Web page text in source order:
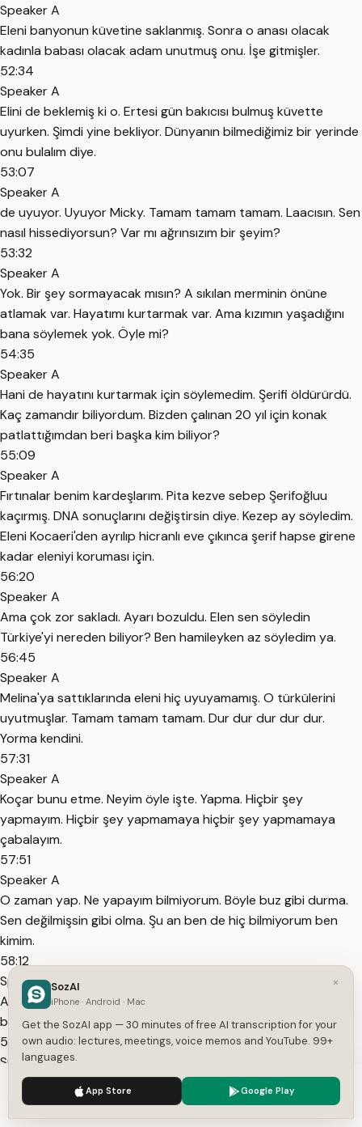
Speaker A
Eleni banyonun küvetine saklanmış. Sonra o anası olacak
kadınla babası olacak adam unutmuş onu. İşe gitmişler.
52:34
Speaker A
Elini de beklemiş ki o. Ertesi gün bakıcısı bulmuş küvette
uyurken. Şimdi yine bekliyor. Dünyanın bilmediğimiz bir yerinde
onu bulalım diye.
53:07
Speaker A
de uyuyor. Uyuyor Micky. Tamam tamam tamam. Laacısın. Sen
nasıl hissediyorsun? Var mı ağrınsızım bir şeyim?
53:32
Speaker A
Yok. Bir şey sormayacak mısın? A sıkılan merminin önüne
atlamak var. Hayatımı kurtarmak var. Ama kızımın yaşadığını
bana söylemek yok. Öyle mi?
54:35
Speaker A
Hani de hayatını kurtarmak için söylemedim. Şerifi öldürürdü.
Kaç zamandır biliyordum. Bizden çalınan 20 yıl için konak
patlattığımdan beri başka kim biliyor?
55:09
Speaker A
Fırtınalar benim kardeşlarım. Pita kezve sebep Şerifoğluu
kaçırmış. DNA sonuçlarını değiştirsin diye. Kezep ay söyledim.
Eleni Kocaeri'den ayrılıp hicranlı eve çıkınca şerif hapse girene
kadar eleniyi koruması için.
56:20
Speaker A
Ama çok zor sakladı. Ayarı bozuldu. Elen sen söyledin
Türkiye'yi nereden biliyor? Ben hamileyken az söyledim ya.
56:45
Speaker A
Melina'ya sattıklarında eleni hiç uyuyamamış. O türkülerini
uyutmuşlar. Tamam tamam tamam. Dur dur dur dur dur.
Yorma kendini.
57:31
Speaker A
Koçar bunu etme. Neyim öyle işte. Yapma. Hiçbir şey
yapmayım. Hiçbir şey yapmamaya hiçbir şey yapmamaya
çabalayım.
57:51
Speaker A
O zaman yap. Ne yapayım bilmiyorum. Böyle buz gibi durma.
Sen değilmişsin gibi olma. Şu an ben de hiç bilmiyorum ben
kimim.
58:12
Speaker A
Anlamaya çalış. Anlatmaya çalış. Anlamaya çalışalım. Yeter ki
böyle soğuk durma. Uzak durma. Konuş. Öfkelma.
58:30
Speaker A
Canımı oku. Bağır çağır. Kır dök her yere. Yak dünyayı. Ama
böyle hayatın orta yerinden kırılmamış gibi olma.
59:11
We use cookies to enhance your experience.
×
SozAI
iPhone · Android · Mac
Get the SozAI app — 30 minutes of free AI transcription for your
own audio: lectures, meetings, voice memos and YouTube. 99+
languages.
App Store Google Play